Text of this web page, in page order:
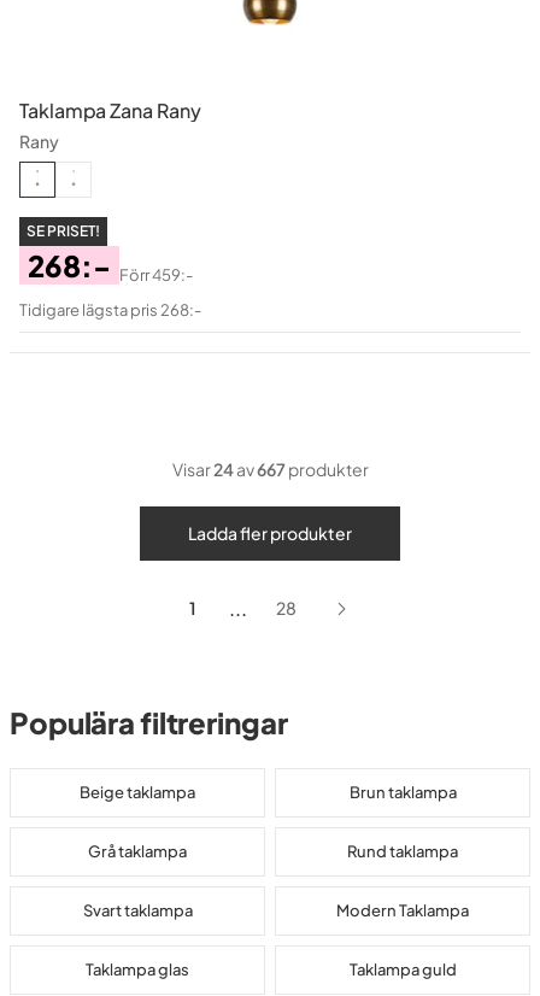
Taklampa Zana Rany
Rany
SE PRISET!
Pris
268:-
Original
Pris
Förr459:-
Tidigare lägsta pris 268:-
Visar24av667produkter
Ladda fler produkter
1 ... 28
Populära filtreringar
Beige taklampa Brun taklampa
Grå taklampa Rund taklampa
Svart taklampa Modern Taklampa
Taklampa glas Taklampa guld